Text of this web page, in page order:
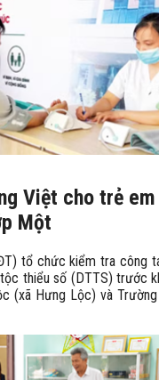
Việt cho trẻ em
Một
tổ chức kiểm tra công
thiểu số (DTTS) trước
(xã Hưng Lộc) và